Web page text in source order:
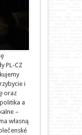
PL-CZ
i
oraz
a
–
własną